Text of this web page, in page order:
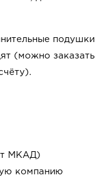
подушки
(можно заказать
МКАД)
компанию